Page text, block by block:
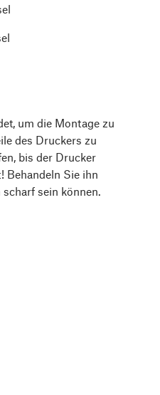
um die Montage zu
des Druckers zu
bis der Drucker
Behandeln Sie ihn
sein können.